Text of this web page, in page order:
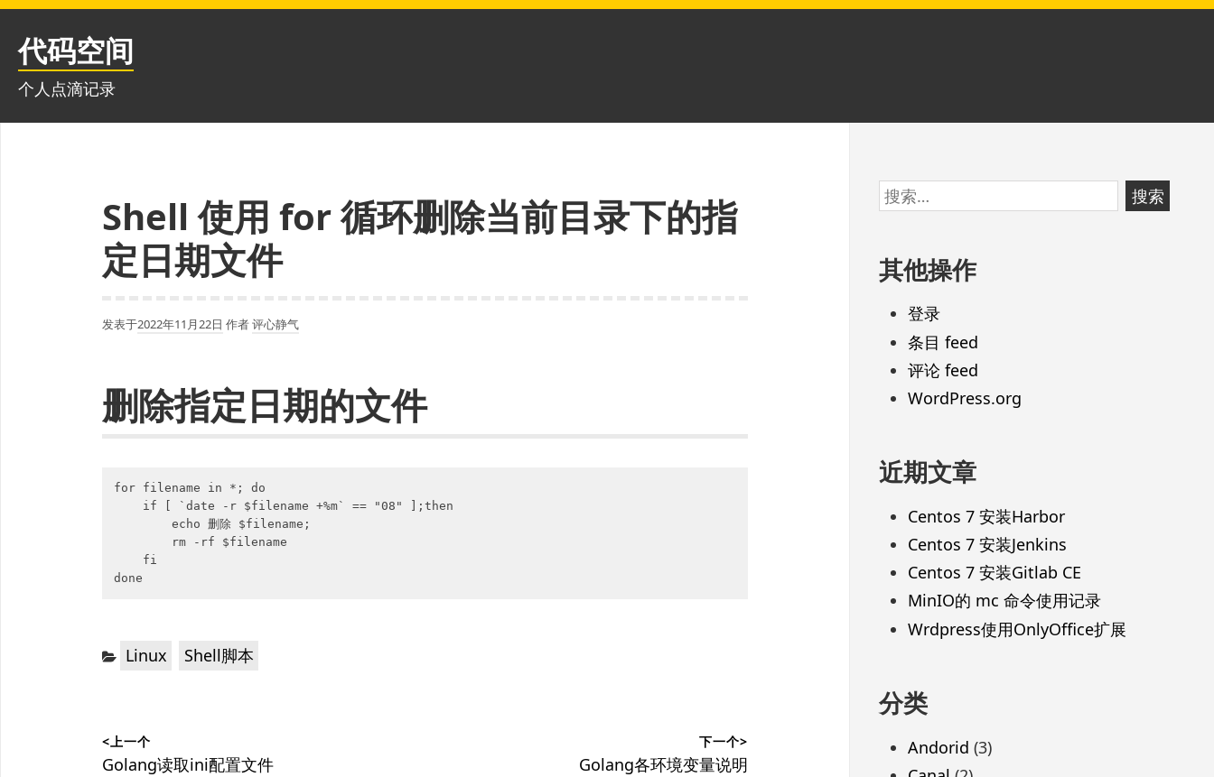
跳
代码空间
个人点滴记录
Shell 使用 for 循环删除当前目录下的指
定日期文件
发表于2022年11月22日 作者评心静气
删除指定日期的文件
for filename in *; do
    if [ `date -r $filename +%m` == "08" ];then
        echo 删除 $filename;
        rm -rf $filename
    fi
done
分 Linux ，
Shell脚本
章
<上一个
上
Golang读取ini配置文件
下一个>
下
Golang各环境变量说明
跳
至
脚
搜
索：
其他操作
登录
条目 feed
评论 feed
WordPress.org
近期文章
Centos 7 安装Harbor
Centos 7 安装Jenkins
Centos 7 安装Gitlab CE
MinIO的 mc 命令使用记录
Wrdpress使用OnlyOffice扩展
分类
Andorid (3)